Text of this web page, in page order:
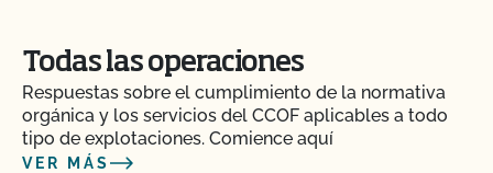
Todas las operaciones
Respuestas sobre el cumplimiento de la normativa
orgánica y los servicios del CCOF aplicables a todo
tipo de explotaciones. Comience aquí
VER MÁS